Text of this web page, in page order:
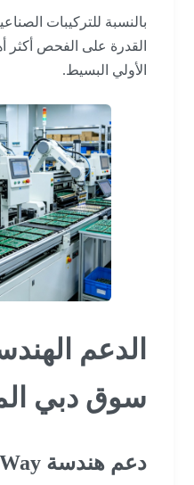
بالنسبة للتركيبات الصناعية
القدرة على الفحص أكثر
الأولي البسيط.
الدعم
سوق دبي
دعم هندسة PCBWay